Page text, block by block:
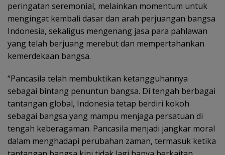
peringatan seremonial, melainkan momentum untuk
mengingat kembali dasar dan arah perjuangan bangsa
Indonesia, sekaligus mengenang jasa para pahlawan
yang telah berjuang merebut dan mempertahankan
kemerdekaan bangsa.
“Pancasila telah membuktikan ketangguhannya
sebagai bintang penuntun bangsa. Di tengah berbagai
tantangan global, Indonesia tetap berdiri kokoh
sebagai bangsa yang mampu menjaga persatuan di
tengah keberagaman. Pancasila menjadi jangkar moral
dalam menghadapi perubahan zaman, termasuk ketika